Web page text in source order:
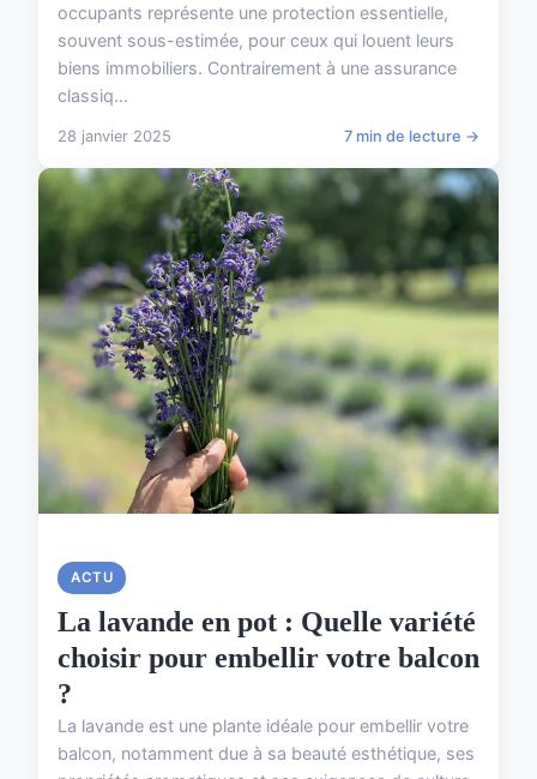
occupants représente une protection essentielle,
souvent sous-estimée, pour ceux qui louent leurs
biens immobiliers. Contrairement à une assurance
classiq...
28 janvier 2025 7 min de lecture →
ACTU
La lavande en pot : Quelle variété
choisir pour embellir votre balcon
?
La lavande est une plante idéale pour embellir votre
balcon, notamment due à sa beauté esthétique, ses